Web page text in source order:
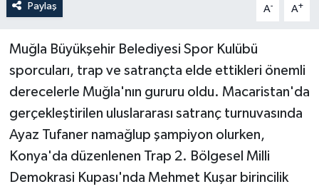
Paylaş A- A+
Muğla Büyükşehir Belediyesi Spor Kulübü
sporcuları, trap ve satrançta elde ettikleri önemli
derecelerle Muğla'nın gururu oldu. Macaristan'da
gerçekleştirilen uluslararası satranç turnuvasında
Ayaz Tufaner namağlup şampiyon olurken,
Konya'da düzenlenen Trap 2. Bölgesel Milli
Demokrasi Kupası'nda Mehmet Kuşar birincilik